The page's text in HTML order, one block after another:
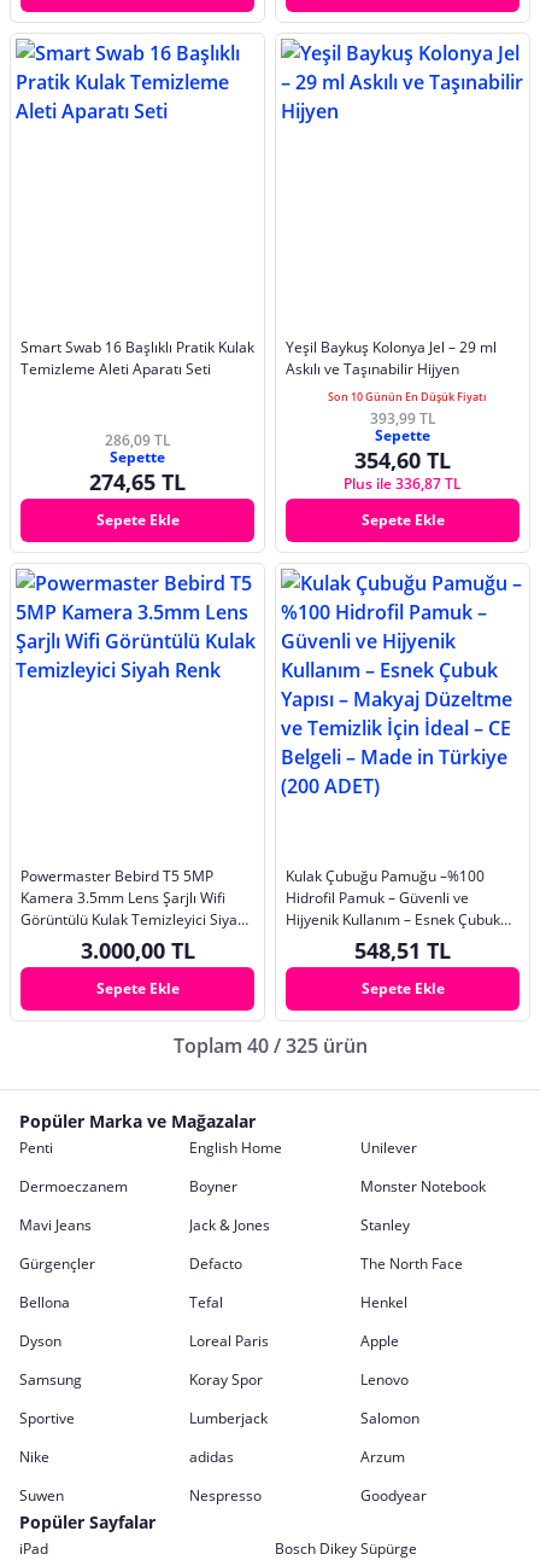
Smart Swab 16 Başlıklı Pratik Kulak
Temizleme Aleti Aparatı Seti
286,09 TL
Sepette
274,65 TL
Sepete Ekle
Yeşil Baykuş Kolonya Jel – 29 ml
Askılı ve Taşınabilir Hijyen
Son 10 Günün En Düşük Fiyatı
393,99 TL
Sepette
354,60 TL
Plus ile 336,87 TL
Sepete Ekle
Powermaster Bebird T5 5MP
Kamera 3.5mm Lens Şarjlı Wifi
Görüntülü Kulak Temizleyici Siyah
3.000,00 TL
Sepete Ekle
Kulak Çubuğu Pamuğu –%100
Hidrofil Pamuk – Güvenli ve
Hijyenik Kullanım – Esnek Çubuk
Yapısı – Makyaj Düzeltme ve
Temizlik İçin İdeal – CE Belgeli –
Made in Türkiye (200 ADET)
548,51 TL
Sepete Ekle
Toplam 40 / 325 ürün
Popüler Marka ve Mağazalar
Penti English Home
Unilever
Dermoeczanem
Boyner
Monster Notebook
Mavi Jeans
Jack & Jones
Stanley
Gürgençler
Defacto
The North Face
Bellona
Tefal
Henkel
Dyson
Loreal Paris
Apple
Samsung
Koray Spor
Lenovo
Sportive
Lumberjack
Salomon
Nike
adidas
Arzum
Suwen
Nespresso Goodyear
Popüler Sayfalar
iPad
Bosch Dikey Süpürge